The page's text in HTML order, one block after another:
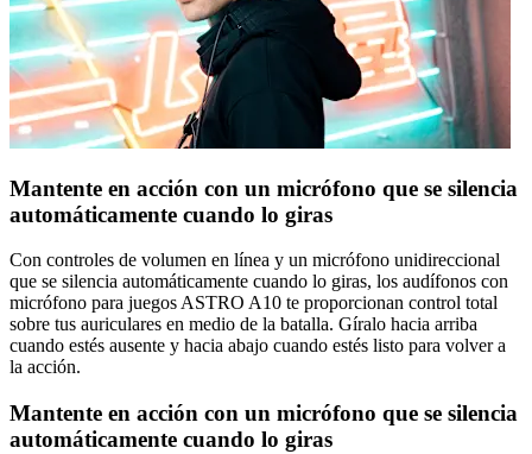
Mantente en acción con un micrófono que se silencia
automáticamente cuando lo giras
Con controles de volumen en línea y un micrófono unidireccional
que se silencia automáticamente cuando lo giras, los audífonos con
micrófono para juegos ASTRO A10 te proporcionan control total
sobre tus auriculares en medio de la batalla. Gíralo hacia arriba
cuando estés ausente y hacia abajo cuando estés listo para volver a
la acción.
Mantente en acción con un micrófono que se silencia
automáticamente cuando lo giras